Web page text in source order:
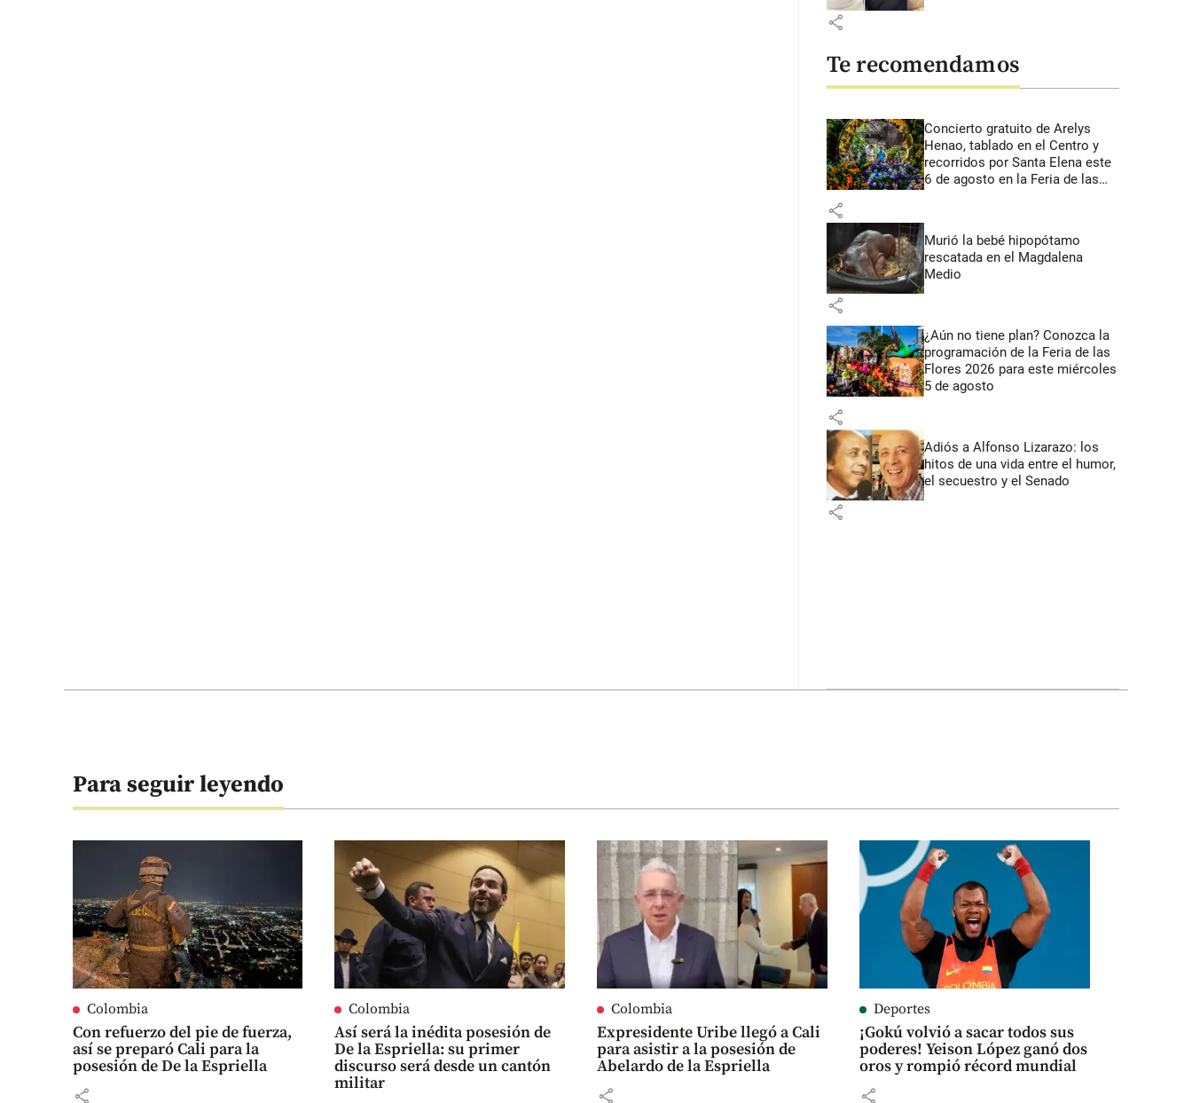
share
Te recomendamos
Concierto gratuito de Arelys
Henao, tablado en el Centro y
recorridos por Santa Elena este
6 de agosto en la Feria de las
share
Murió la bebé hipopótamo
rescatada en el Magdalena
Medio
share
¿Aún no tiene plan? Conozca la
programación de la Feria de las
Flores 2026 para este miércoles
5 de agosto
share
Adiós a Alfonso Lizarazo: los
hitos de una vida entre el humor,
el secuestro y el Senado
share
Para seguir leyendo
Colombia
Con refuerzo del pie de fuerza,
así se preparó Cali para la
posesión de De la Espriella
share
Colombia
Así será la inédita posesión de
De la Espriella: su primer
discurso será desde un cantón
militar
Colombia
Expresidente Uribe llegó a Cali
para asistir a la posesión de
Abelardo de la Espriella
share
Deportes
¡Gokú volvió a sacar todos sus
poderes! Yeison López ganó dos
oros y rompió récord mundial
share